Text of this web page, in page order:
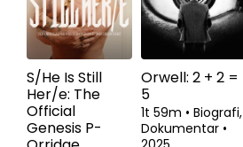
S/He Is Still
Her/e: The
Official
Genesis P-
Orwell: 2 + 2 =
5
1t 59m • Biografi,
Dokumentar •